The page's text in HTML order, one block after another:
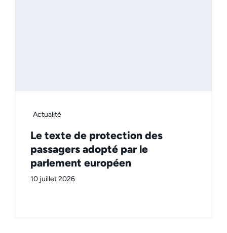
Actualité
Le texte de protection des
passagers adopté par le
parlement européen
10 juillet 2026